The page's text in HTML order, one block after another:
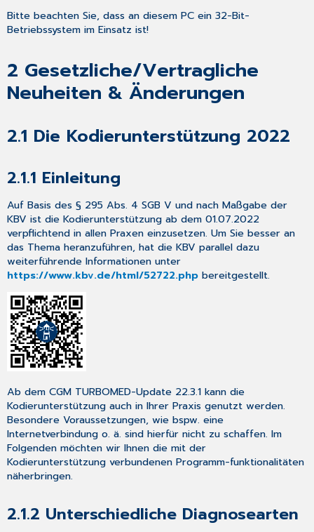
CENTER
STORNIEREN
E-
REZEPTES
VORGEHEN
UND
FEHLERURSACHEN
2.3
Behandlungstag
bei
IVD-
Leistungen
Anpassungen
an
der
Psychotherapie
2.5
Anpassungen
an
der
Heilmittelverordnung
2.6
Inkrafttreten
und
Einsatz
3.2.15
Bitte beachten Sie, dass an diesem PC ein 32-Bit-
Betriebssystem im Einsatz ist!
2 Gesetzliche/Vertragliche
Neuheiten & Änderungen
2.1 Die Kodierunterstützung 2022
2.1.1 Einleitung
Auf Basis des § 295 Abs. 4 SGB V und nach Maßgabe der
KBV ist die Kodierunterstützung ab dem 01.07.2022
verpflichtend in allen Praxen einzusetzen. Um Sie besser an
das Thema heranzuführen, hat die KBV parallel dazu
weiterführende Informationen unter
https://www.kbv.de/html/52722.php bereitgestellt.
Ab dem CGM TURBOMED-Update 22.3.1 kann die
Kodierunterstützung auch in Ihrer Praxis genutzt werden.
Besondere Voraussetzungen, wie bspw. eine
Internetverbindung o. ä. sind hierfürnicht zu schaffen. Im
Folgenden möchten wir Ihnen die mit der
Kodierunterstützung verbundenen Programm-funktionalitäten
näherbringen.
2.1.2 Unterschiedliche Diagnosearten